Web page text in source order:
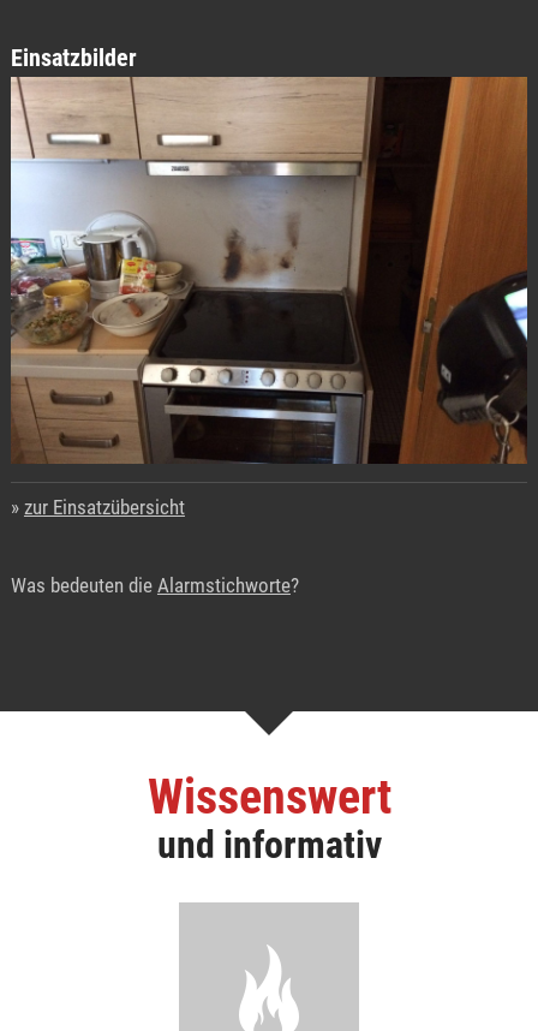
Einsatzbilder
zur Einsatzübersicht
Was bedeuten die Alarmstichworte?
Wissenswert
und informativ